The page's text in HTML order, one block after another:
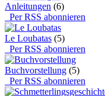
Anleitungen (6)
Per RSS abonnieren
Le Loubatas (5)
Per RSS abonnieren
Buchvorstellung (5)
Per RSS abonnieren